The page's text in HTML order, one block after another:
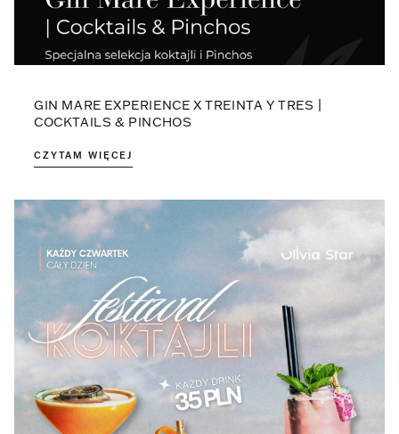
GIN MARE EXPERIENCE X TREINTA Y TRES |
COCKTAILS & PINCHOS
CZYTAM WIĘCEJ